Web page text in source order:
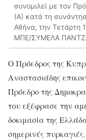
συνομιλεί με τον
(Α) κατά τη
Αθήνα, την
ΜΠΕ/ΣΥΜΕΛΑ
Ο Πρόεδρος της
Αναστασιάδης
Πρόεδρο της
του εξέφρασε την
δοκιμασία της
σημερινές